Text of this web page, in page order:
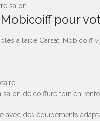
salon.
pour
à l’aide Carsat, Mobicoiff
salon de coiffure tout en
avec des équipements